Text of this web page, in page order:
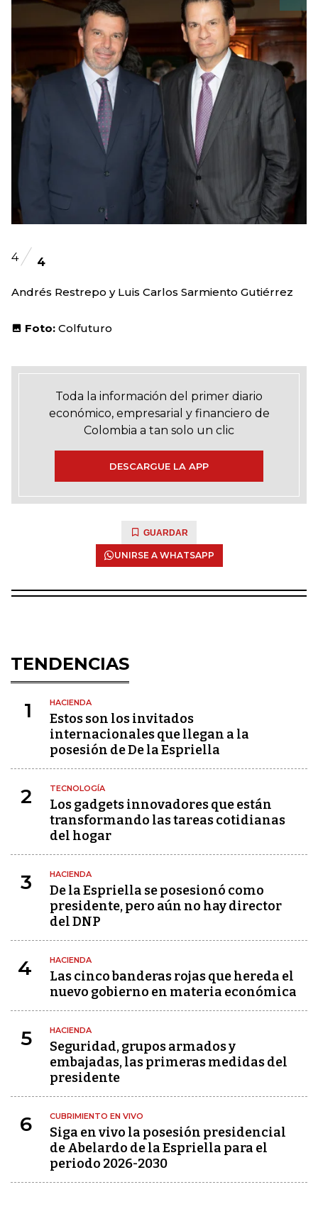
4 4
Andrés Restrepo y Luis Carlos Sarmiento Gutiérrez
Foto: Colfuturo
Toda la información del primer diario
económico, empresarial y financiero de
Colombia a tan solo un clic
DESCARGUE LA APP
GUARDAR
UNIRSE A WHATSAPP
TENDENCIAS
1 HACIENDA
Estos son los invitados
internacionales que llegan a la
posesión de De la Espriella
2 TECNOLOGÍA
Los gadgets innovadores que están
transformando las tareas cotidianas
del hogar
3 HACIENDA
De la Espriella se posesionó como
presidente, pero aún no hay director
del DNP
4 HACIENDA
Las cinco banderas rojas que hereda el
nuevo gobierno en materia económica
5 HACIENDA
Seguridad, grupos armados y
embajadas, las primeras medidas del
presidente
6 CUBRIMIENTO EN VIVO
Siga en vivo la posesión presidencial
de Abelardo de la Espriella para el
periodo 2026-2030